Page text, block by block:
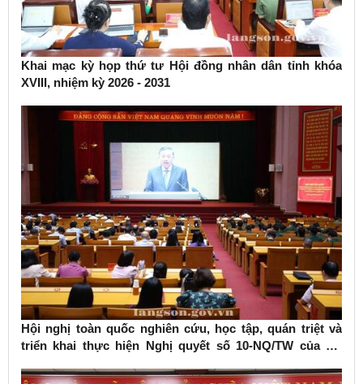
Khai mạc kỳ họp thứ tư Hội đồng nhân dân tỉnh khóa
XVIII, nhiệm kỳ 2026 - 2031
Hội nghị toàn quốc nghiên cứu, học tập, quán triệt và
triển khai thực hiện Nghị quyết số 10-NQ/TW của Bộ